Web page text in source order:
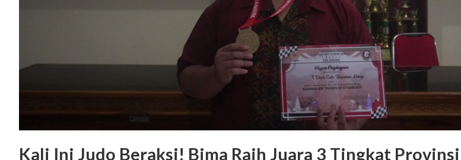
Kali Ini Judo Beraksi! Bima Raih Juara 3 Tingkat